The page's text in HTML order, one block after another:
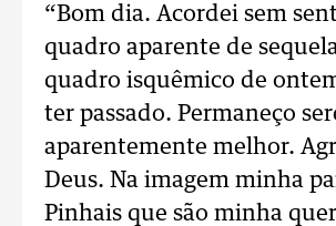
“Bom dia. Acordei sem
quadro aparente de
quadro isquêmico de
ter passado. Permaneço
aparentemente melhor.
Deus. Na imagem minha
Pinhais que são minha